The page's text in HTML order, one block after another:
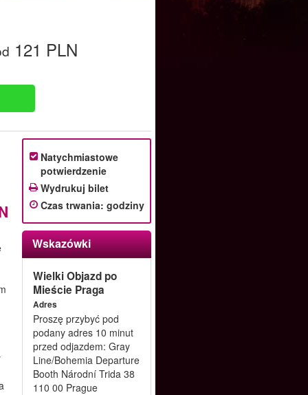
121 PLN
Natychmiastowe
potwierdzenie
Wydrukuj bilet
Czas trwania: godziny
Wskazówki
Wielki Objazd po
Mieście Praga
Adres
Proszę przybyć pod
podany adres 10 minut
przed odjazdem: Gray
Line/Bohemia Departure
Booth Národní Trida 38
110 00 Prague